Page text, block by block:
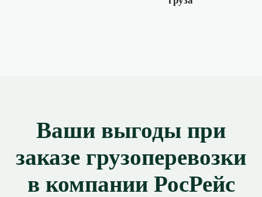
Ваши выгоды при
заказе грузоперевозки
в компании РосРейс